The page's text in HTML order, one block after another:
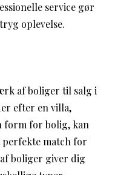
service gør
oplevelse.
af boliger til salg i
efter en villa,
form for bolig, kan
match for
boliger giver dig